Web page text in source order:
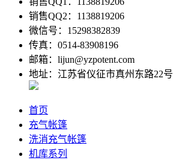
销售QQ2：1138819206
微信号：15298382839
传真：0514-83908196
邮箱：lijun@yzpotent.com
地址：江苏省仪征市真州东路22号
首页
充气帐篷
洗消充气帐篷
机库系列